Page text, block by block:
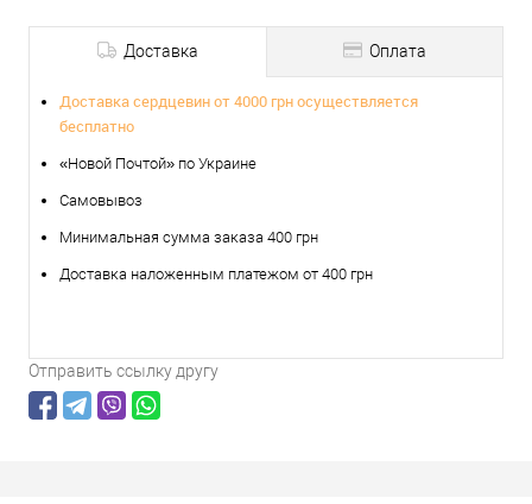
Доставка Оплата
Доставка сердцевин от 4000 грн осуществляется
бесплатно
«Новой Почтой» по Украине
Самовывоз
Минимальная сумма заказа 400 грн
Доставка наложенным платежом от 400 грн
Отправить ссылку другу